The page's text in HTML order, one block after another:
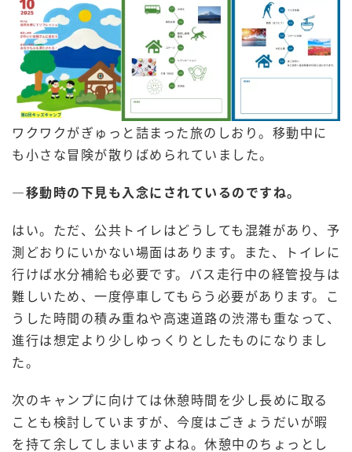
ワクワクがぎゅっと詰まった旅のしおり。移動中に
も小さな冒険が散りばめられていました。
―移動時の下見も入念にされているのですね。
はい。ただ、公共トイレはどうしても混雑があり、予
測どおりにいかない場面はあります。また、トイレに
行けば水分補給も必要です。バス走行中の経管投与は
難しいため、一度停車してもらう必要があります。こ
うした時間の積み重ねや高速道路の渋滞も重なって、
進行は想定より少しゆっくりとしたものになりまし
た。
次のキャンプに向けては休憩時間を少し長めに取る
ことも検討していますが、今度はごきょうだいが暇
を持て余してしまいますよね。休憩中のちょっとし